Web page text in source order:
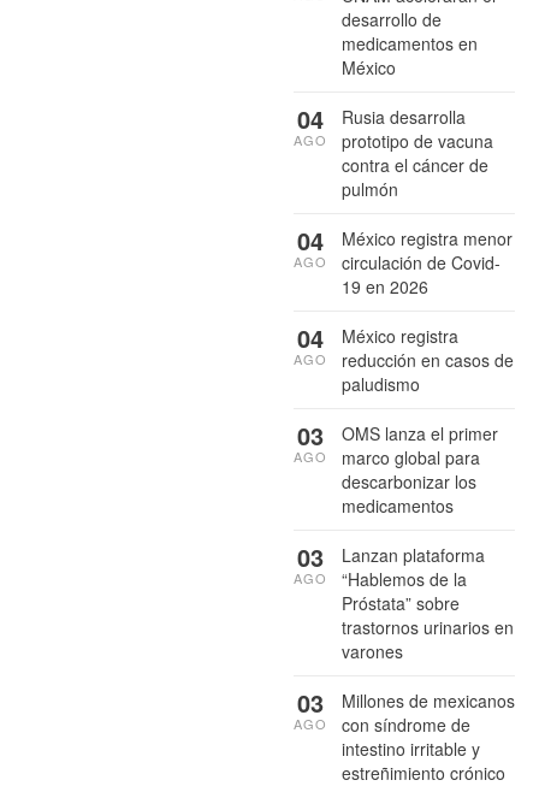
desarrollo de
medicamentos en
México
Rusia desarrolla
prototipo de vacuna
contra el cáncer de
pulmón
04
AGO
México registra menor
circulación de Covid-
19 en 2026
04
AGO
México registra
reducción en casos de
paludismo
04
AGO
OMS lanza el primer
marco global para
descarbonizar los
medicamentos
03
AGO
Lanzan plataforma
“Hablemos de la
Próstata” sobre
trastornos urinarios en
varones
03
AGO
Millones de mexicanos
con síndrome de
intestino irritable y
estreñimiento crónico
03
AGO